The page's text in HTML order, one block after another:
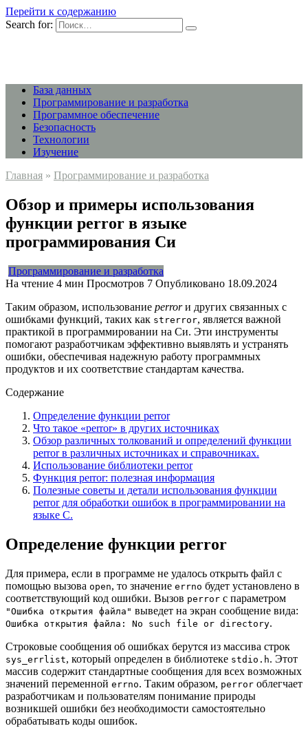
Перейти к содержанию
Search for:
База данных
Программирование и разработка
Программное обеспечение
Безопасность
Технологии
Изучение
Главная » Программирование и разработка
Обзор и примеры использования
функции perror в языке
программирования Си
Программирование и разработка
На чтение 4 мин Просмотров 7 Опубликовано 18.09.2024
Таким образом, использование perrorи других связанных с
ошибками функций, таких как strerror, является важной
практикой в программировании на Си. Эти инструменты
помогают разработчикам эффективно выявлять и устранять
ошибки, обеспечивая надежную работу программных
продуктов и их соответствие стандартам качества.
Содержание
Определение функции perror
Что такое «perror» в других источниках
Обзор различных толкований и определений функции
perror в различных источниках и справочниках.
Использование библиотеки perror
Функция perror: полезная информация
Полезные советы и детали использования функции
perror для обработки ошибок в программировании на
языке C.
Определение функции perror
Для примера, если в программе не удалось открыть файл с
помощью вызова open, то значение errno будет установлено в
соответствующий код ошибки. Вызов perror с параметром
"Ошибка открытия файла" выведет на экран сообщение вида:
Ошибка открытия файла: No such file or directory.
Строковые сообщения об ошибках берутся из массива строк
sys_errlist, который определен в библиотеке stdio.h. Этот
массив содержит стандартные сообщения для всех возможных
значений переменной errno. Таким образом, perror облегчает
разработчикам и пользователям понимание природы
возникшей ошибки без необходимости самостоятельно
обрабатывать коды ошибок.